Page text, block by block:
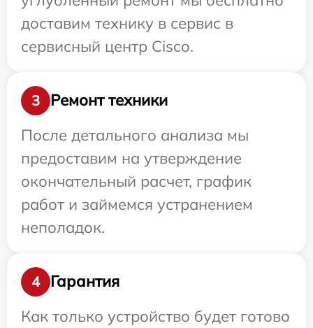
доставим технику в сервис в
сервисный центр Cisco.
3
Ремонт техники
После детального анализа мы
предоставим на утверждение
окончательный расчет, график
работ и займемся устранением
неполадок.
4
Гарантия
Как только устройство будет готово